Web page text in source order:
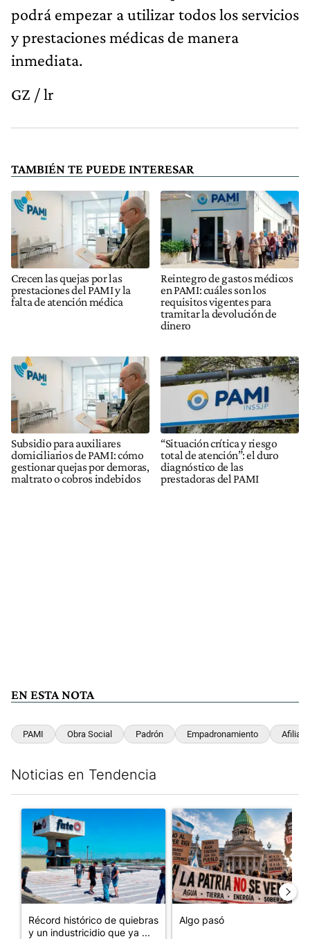
podrá empezar a utilizar todos los servicios
y prestaciones médicas de manera
inmediata.
GZ / lr
TAMBIÉN TE PUEDE INTERESAR
Crecen las quejas por las
prestaciones del PAMI y la
falta de atención médica
Reintegro de gastos médicos
en PAMI: cuáles son los
requisitos vigentes para
tramitar la devolución de
dinero
Subsidio para auxiliares
domiciliarios de PAMI: cómo
gestionar quejas por demoras,
maltrato o cobros indebidos
“Situación crítica y riesgo
total de atención”: el duro
diagnóstico de las
prestadoras del PAMI
EN ESTA NOTA
PAMI Obra Social Padrón Empadronamiento
Noticias en Tendencia
Un artículo de tendencia con el título "Récord histórico de
Récord histórico de quiebras
y un industricidio que ya ...
Un artículo de tendencia con
Algo pasó